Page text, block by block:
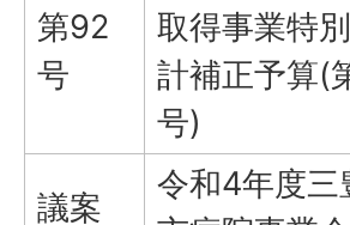
第92
号
取得事業特
計補正予算(
号)
議案
令和4年度三